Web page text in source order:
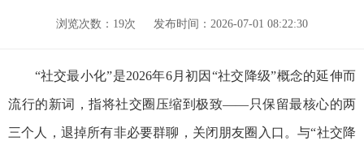
浏览次数： 19次 发布时间：2026-07-01 08:22:30
“社交最小化”是2026年6月初因“社交降级”概念的延伸而
流行的新词，指将社交圈压缩到极致——只保留最核心的两
三个人，退掉所有非必要群聊，关闭朋友圈入口。与“社交降